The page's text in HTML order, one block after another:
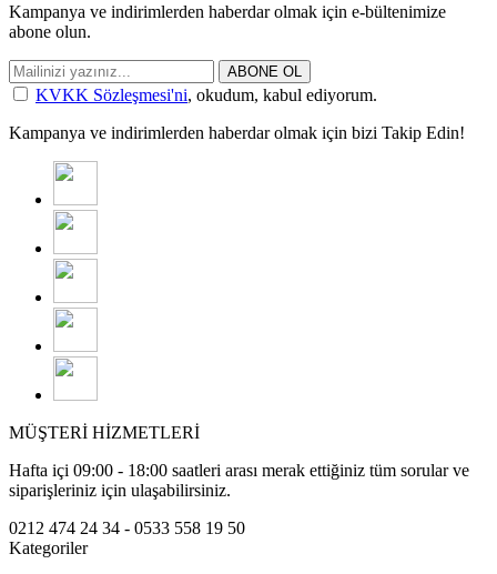
Kampanya ve indirimlerden haberdar olmak için e-bültenimize
abone olun.
ABONE OL
KVKK Sözleşmesi'ni, okudum, kabul ediyorum.
Kampanya ve indirimlerden haberdar olmak için bizi Takip Edin!
MÜŞTERİ HİZMETLERİ
Hafta içi 09:00 - 18:00 saatleri arası merak ettiğiniz tüm sorular ve
siparişleriniz için ulaşabilirsiniz.
0212 474 24 34 - 0533 558 19 50
Kategoriler